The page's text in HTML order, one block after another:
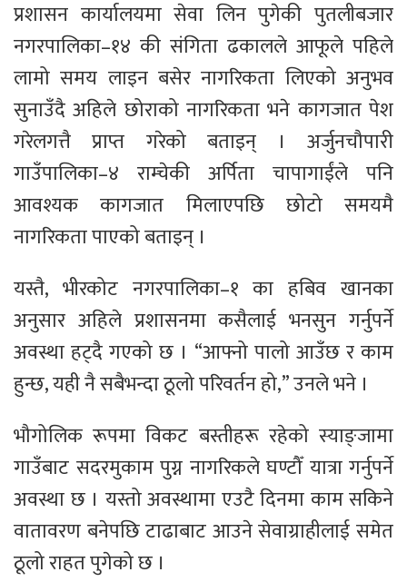
प्रशासन कार्यालयमा सेवा लिन पुगेकी पुतलीबजार
नगरपालिका–१४ की संगिता ढकालले आफूले पहिले
लामो समय लाइन बसेर नागरिकता लिएको अनुभव
सुनाउँदै अहिले छोराको नागरिकता भने कागजात पेश
गरेलगत्तै प्राप्त गरेको बताइन् । अर्जुनचौपारी
गाउँपालिका–४ राम्चेकी अर्पिता चापागाईंले पनि
आवश्यक कागजात मिलाएपछि छोटो समयमै
नागरिकता पाएको बताइन् ।
यस्तै, भीरकोट नगरपालिका–१ का हबिव खानका
अनुसार अहिले प्रशासनमा कसैलाई भनसुन गर्नुपर्ने
अवस्था हट्दै गएको छ । “आफ्नो पालो आउँछ र काम
हुन्छ, यही नै सबैभन्दा ठूलो परिवर्तन हो,” उनले भने ।
भौगोलिक रूपमा विकट बस्तीहरू रहेको स्याङ्जामा
गाउँबाट सदरमुकाम पुग्न नागरिकले घण्टौँ यात्रा गर्नुपर्ने
अवस्था छ । यस्तो अवस्थामा एउटै दिनमा काम सकिने
वातावरण बनेपछि टाढाबाट आउने सेवाग्राहीलाई समेत
ठूलो राहत पुगेको छ ।